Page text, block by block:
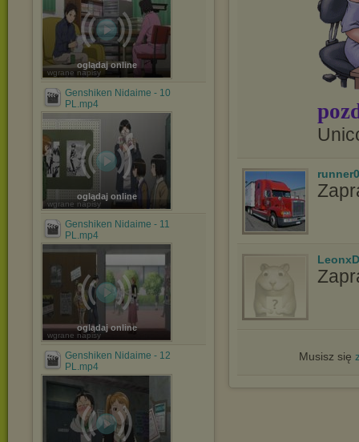
oglądaj online
wgrane napisy
Genshiken Nidaime - 10
PL.mp4
oglądaj online
wgrane napisy
Genshiken Nidaime - 11
PL.mp4
oglądaj online
wgrane napisy
Genshiken Nidaime - 12
PL.mp4
Musisz się